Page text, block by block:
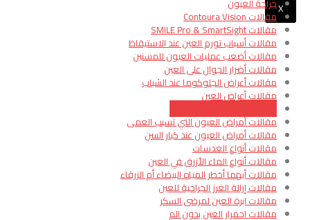
Xجراحة العيون
مقالات Contoura Vision
مقالات SMILE Pro & SmartSight
مقالات أسباب تورم العين عند الاستيقاظ
مقالات أصعب عمليات العيون للمسنين
مقالات أضرار الجوال على العين
مقالات أعراض الجلوكوما عند الشباب
مقالات أعراض العين
مقالات أمراض العيون التي تسبب العمى
مقالات أمراض العيون عند كبار السن
مقالات أنواع العدسات
مقالات أنواع الماء الأزرق في العين
مقالات أيهما أخطر المياه البيضاء أم الزرقاء
مقالات إزالة الغرز الجراحية للعين
مقالات ابرة العين لمرضى السكر
مقالات احمرار العين بدون الم